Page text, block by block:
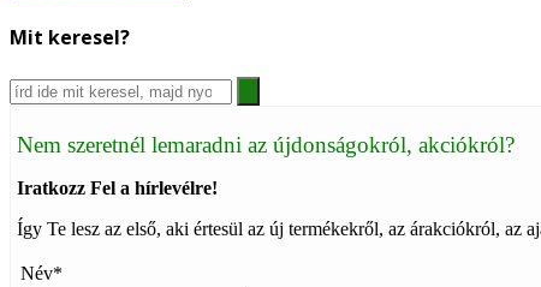
Mit keresel?
Nem szeretnél lemaradni az újdonságokról, akciókról?
Iratkozz Fel a hírlevélre!
Így Te lesz az első, aki értesül az új termékekről, az árakciókról, az
Név*